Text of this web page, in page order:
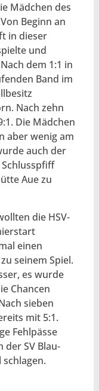
Mädchen des
Beginn an
in dieser
und
dem 1:1 in
Band im
Nach zehn
Die Mädchen
aber wenig am
auch der
Aue zu
die HSV-
einen
seinem Spiel.
es wurde
Chancen
sieben
mit 5:1.
Fehlpässe
der SV Blau-